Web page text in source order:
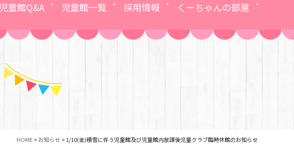
児童館Q&A 児童館一覧 採用情報 くーちゃんの部屋
HOME>お知らせ >1/10(金)積雪に伴う児童館及び児童館内放課後児童クラブ臨時休館のお知らせ